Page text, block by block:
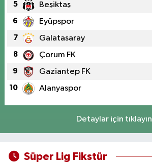
5 Beşiktaş
6 Eyüpspor
7 Galatasaray
8 Çorum FK
9 Gaziantep FK
10 Alanyaspor
Detaylar için tıklayın
Süper Lig Fikstür